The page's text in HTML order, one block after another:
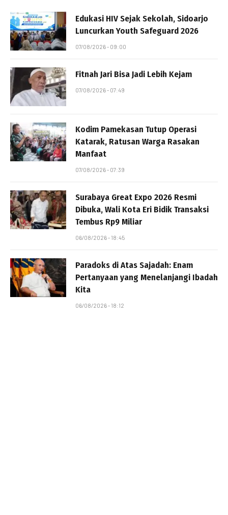
Edukasi HIV Sejak Sekolah, Sidoarjo
Luncurkan Youth Safeguard 2026
07/08/2026 - 09:00
Fitnah Jari Bisa Jadi Lebih Kejam
07/08/2026 - 07:49
Kodim Pamekasan Tutup Operasi
Katarak, Ratusan Warga Rasakan
Manfaat
07/08/2026 - 07:39
Surabaya Great Expo 2026 Resmi
Dibuka, Wali Kota Eri Bidik Transaksi
Tembus Rp9 Miliar
06/08/2026 - 18:45
Paradoks di Atas Sajadah: Enam
Pertanyaan yang Menelanjangi Ibadah
Kita
06/08/2026 - 18:12